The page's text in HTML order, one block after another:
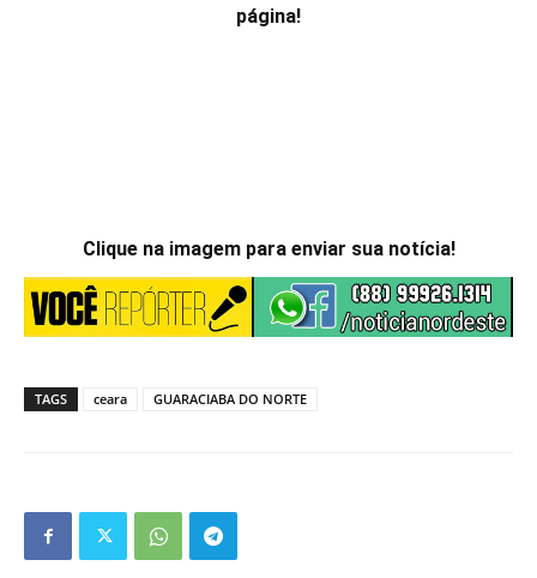
página!
Clique na imagem para enviar sua notícia!
TAGS ceara GUARACIABA DO NORTE